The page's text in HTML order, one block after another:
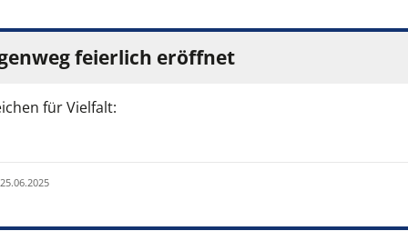
feierlich eröffnet
für Vielfalt: